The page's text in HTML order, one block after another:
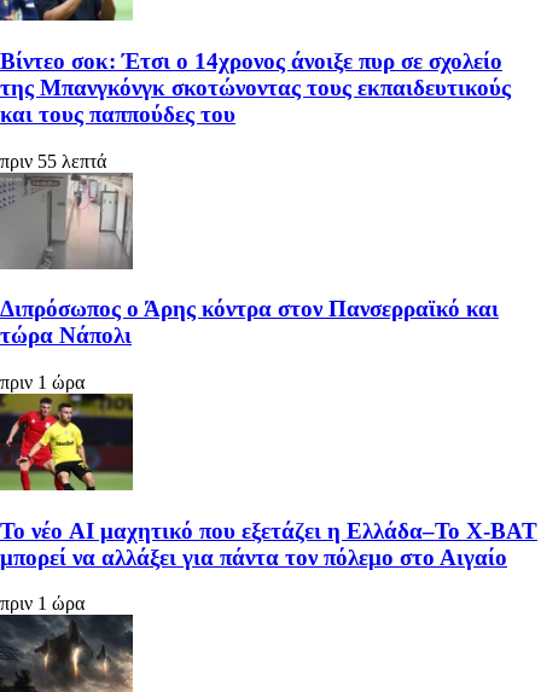
Βίντεο σοκ: Έτσι ο 14χρονος άνοιξε πυρ σε σχολείο
της Μπανγκόνγκ σκοτώνοντας τους εκπαιδευτικούς
και τους παππούδες του
πριν 55 λεπτά
Διπρόσωπος ο Άρης κόντρα στον Πανσερραϊκό και
τώρα Νάπολι
πριν 1 ώρα
Το νέο AI μαχητικό που εξετάζει η Ελλάδα–Το X-BAT
μπορεί να αλλάξει για πάντα τον πόλεμο στο Αιγαίο
πριν 1 ώρα